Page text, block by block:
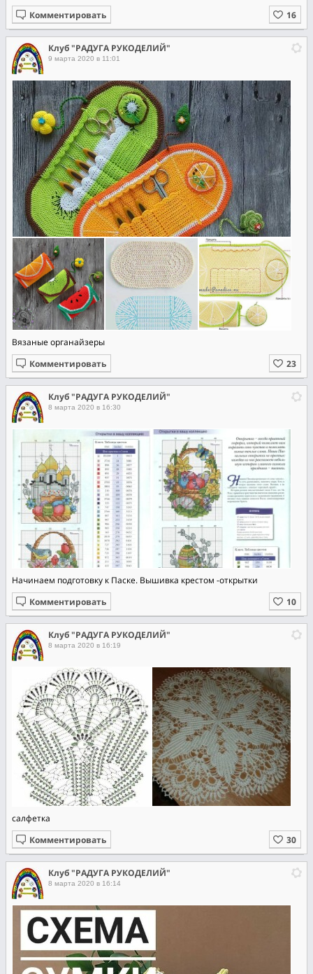
Комментировать
Клуб "РАДУГА РУКОДЕЛИЙ"
9 марта 2020 в 11:01
Вязаные органайзеры
Комментировать
Клуб "РАДУГА РУКОДЕЛИЙ"
8 марта 2020 в 16:30
Начинаем подготовку к Паске. Вышивка крестом -открытки
Комментировать
Клуб "РАДУГА РУКОДЕЛИЙ"
8 марта 2020 в 16:19
салфетка
Комментировать
Клуб "РАДУГА РУКОДЕЛИЙ"
8 марта 2020 в 16:14